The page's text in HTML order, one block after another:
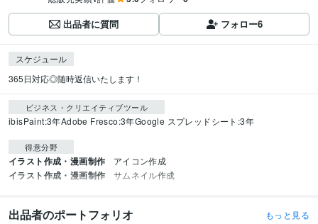
出品者に質問 フォロー6
スケジュール
365日対応◎随時返信いたします！
ビジネス・クリエイティブツール
ibisPaint:3年Adobe Fresco:3年Google スプレッドシート:3年
得意分野
イラスト作成・漫画制作 アイコン作成
イラスト作成・漫画制作 サムネイル作成
出品者のポートフォリオ もっと見る